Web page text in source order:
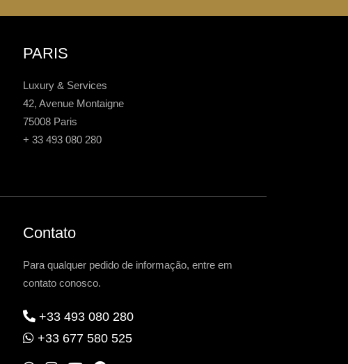
PARIS
Luxury & Services
42, Avenue Montaigne
75008 Paris
+ 33 493 080 280
Contato
Para qualquer pedido de informação, entre em
contato conosco.
+33 493 080 280
+33 677 580 525